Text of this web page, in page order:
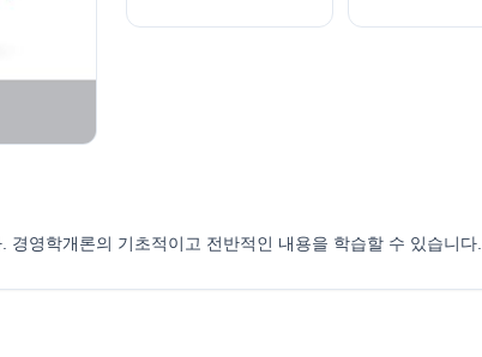
영학개론의 기초적이고 전반적인 내용을 학습할 수 있습니다.